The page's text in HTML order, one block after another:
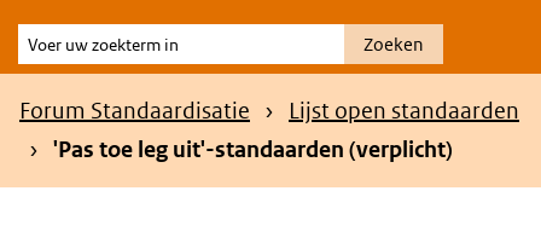
Voer
uw
zoekterm
Zoeken
Kruimelpad
Forum Standaardisatie
Lijst open standaarden
'Pas toe leg uit'-standaarden (verplicht)